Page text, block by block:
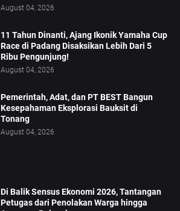
August 04, 2026
11 Tahun Dinanti, Ajang Ikonik Yamaha Cup
Race di Padang Disaksikan Lebih Dari 5
Ribu Pengunjung!
August 04, 2026
Pemerintah, Adat, dan PT BEST Bangun
Kesepahaman Eksplorasi Bauksit di
Tonang
August 04, 2026
Di Balik Sensus Ekonomi 2026, Tantangan
Petugas dari Penolakan Warga hingga